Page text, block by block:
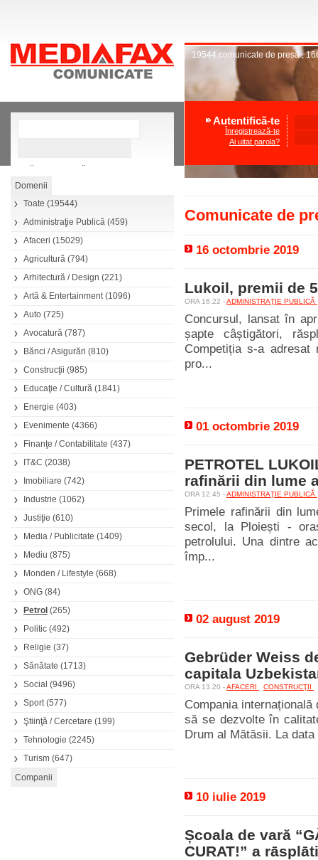
Căutare avansată
Toate (19544)
Administraţie Publică (459)
Afaceri (15029)
Agricultură (794)
Arhitectură / Design (221)
Artă & Entertainment(1096)
Auto (725)
Avocatură (787)
Bănci / Asigurări (810)
Construcţii (985)
Educaţie / Cultură (1841)
Energie (403)
Evenimente (4366)
Finanţe / Contabilitate (437)
IT&C (2038)
Imobiliare (742)
Industrie (1062)
Justiţie (610)
Media / Publicitate (1409)
Mediu (875)
Monden / Lifestyle (668)
ONG (84)
Petrol (265)
Politic (492)
Religie (37)
Sănătate (1713)
Social (9496)
Sport(577)
Ştiinţă / Cercetare (199)
Tehnologie (2245)
Turism (647)
19544 comunicate de presă,
Autentifică-te
Înregistrează-te
Ai uitat parola?
Comunicate de
16 octombrie 2019
Lukoil, premii de
ORA 16.22 -ADMINISTRAŢIE PUBLICĂ
Concursul, lansat în
șapte câștigători,
Competiția s-a
pro...
01 octombrie 2019
PETROTEL
rafinării din lume
ORA 12.45 -ADMINISTRAŢIE PUBLICĂ
Primele rafinării din
secol, la Ploiești -
petrolului. Una dintre
împ...
02 august 2019
Gebrüder Weiss
capitala
ORA 13.20 -AFACERI CONSTRUCŢII
Compania
să se dezvolte în
Drum al Mătăsii. La
10 iulie 2019
Școala de vară
CURAT!” a